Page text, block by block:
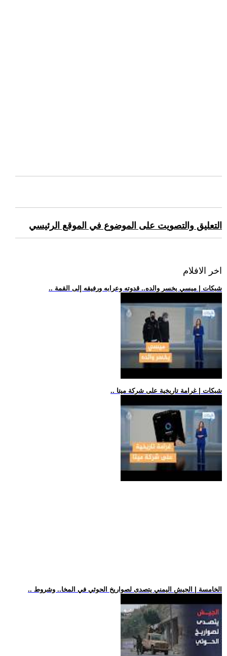
التعليق والتصويت على الموضوع في الموقع الرئيسي
اخر الافلام
.. شبكات | ميسي يخسر والده.. قدوته وعرابه ورفيقه إلى القمة
.. شبكات | غرامة تاريخية على شركة ميتا
.. الخامسة | الجيش اليمني يتصدى لصواريخ الحوثي في المخا.. وشروط